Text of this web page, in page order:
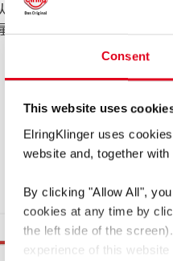
Consent
This website uses
ElringKlinger uses
website and, together
By clicking "Allow All",
cookies at any time by
the left side of the
experience of this website
压力
和更薄的铸造壁降低部件